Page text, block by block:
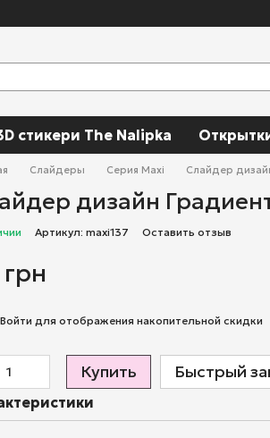
стикери The Nalipka
Слайдеры Серия Maxi Слайдер
дизайн
Артикул: maxi137 Оставить отзыв
Войти для отображения накопительной скидки
Купить Быстрый